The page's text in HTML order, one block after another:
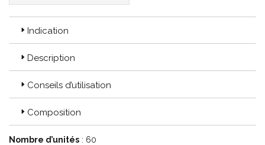
Indication
Description
Conseils d’utilisation
Composition
Nombre d’unités : 60